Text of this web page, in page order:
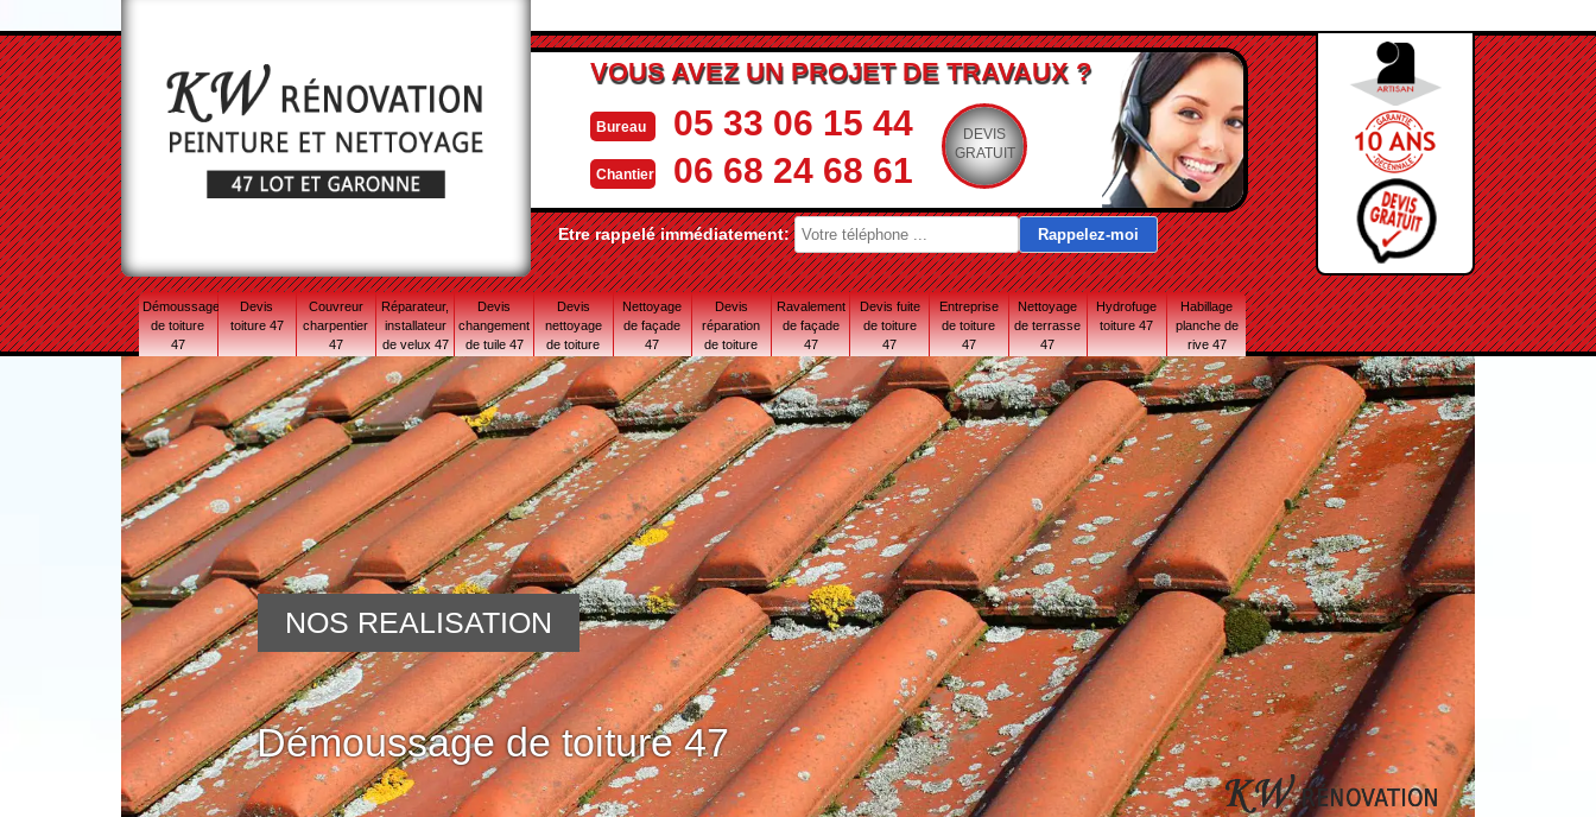
VOUS AVEZ UN PROJET DE TRAVAUX ?
Bureau 05 33 06 15 44
Chantier 06 68 24 68 61
DEVIS
GRATUIT
Etre rappelé immédiatement:
Démoussage
de toiture
47
Devis
toiture 47
Couvreur
charpentier
47
Réparateur,
installateur
de velux 47
Devis
changement
de tuile 47
Devis
nettoyage
de toiture
47
Nettoyage
de façade
47
Devis
réparation
de toiture
47 Lot-et-
Garonne
Ravalement
de façade
47
Devis fuite
de toiture
47
Entreprise
de toiture
47
Nettoyage
de terrasse
47
Hydrofuge
toiture 47
Habillage
planche de
rive 47
Démoussage de toiture 47
NOS REALISATION